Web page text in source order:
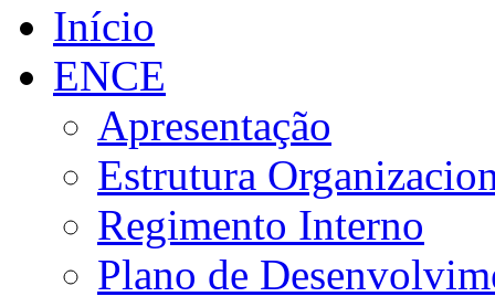
Início
ENCE
Apresentação
Estrutura
Regimento Interno
Plano de